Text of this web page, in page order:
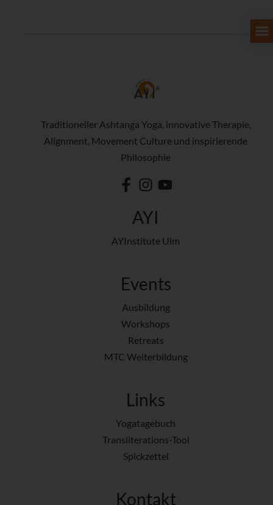
Traditioneller Ashtanga Yoga, innovative Therapie,
Alignment, Movement Culture und inspirierende
Philosophie
AYI
AYInstitute Ulm
Events
Ausbildung
Workshops
Retreats
MTC Weiterbildung
Links
Yogatagebuch
Transliterations-Tool
Spickzettel
Kontakt